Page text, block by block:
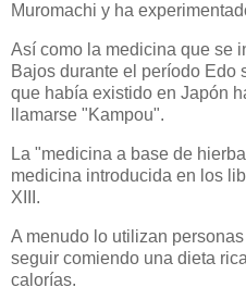
Muromachi y ha
Así como la medicina que se
Bajos durante el período Edo
que había existido en Japón
llamarse "Kampou".
La "medicina a base de
medicina introducida en los
XIII.
A menudo lo utilizan
seguir comiendo una dieta
calorías.